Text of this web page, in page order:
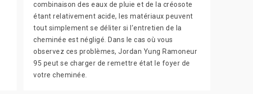
combinaison des eaux de pluie et de la créosote
étant relativement acide, les matériaux peuvent
tout simplement se déliter si l’entretien de la
cheminée est négligé. Dans le cas où vous
observez ces problèmes, Jordan Yung Ramoneur
95 peut se charger de remettre état le foyer de
votre cheminée.